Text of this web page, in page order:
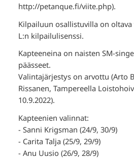
http://petanque.fi/viite.php).
Kilpailuun osallistuvilla on oltava
L:n kilpailulisenssi.
Kapteeneina on naisten SM-
päässeet.
Valintajärjestys on arvottu (Arto
Rissanen, Tampereella
10.9.2022).
Kapteenien valinnat:
- Sanni Krigsman (24/9, 30/9)
- Carita Talja (25/9, 29/9)
- Anu Uusio (26/9, 28/9)